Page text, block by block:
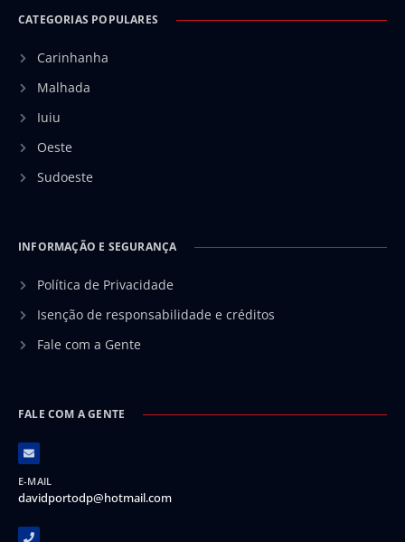
CATEGORIAS POPULARES
Carinhanha
Malhada
Iuiu
Oeste
Sudoeste
INFORMAÇÃO E SEGURANÇA
Política de Privacidade
Isenção de responsabilidade e créditos
Fale com a Gente
FALE COM A GENTE
E-MAIL
davidportodp@hotmail.com